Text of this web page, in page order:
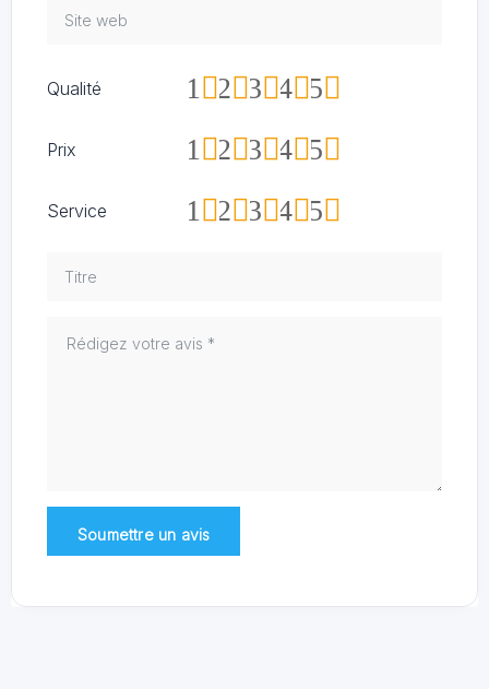
Qualité 5
4
3
2
1
Prix 5
4
3
2
1
Service 5
4
3
2
1